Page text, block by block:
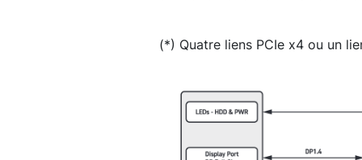
(*) Quatre liens PCIe x4 ou un